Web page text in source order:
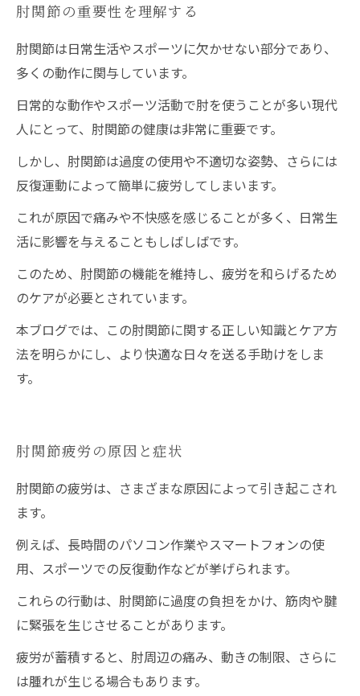
肘関節の重要性を理解する
肘関節は日常生活やスポーツに欠かせない部分であり、
多くの動作に関与しています。
日常的な動作やスポーツ活動で肘を使うことが多い現代
人にとって、肘関節の健康は非常に重要です。
しかし、肘関節は過度の使用や不適切な姿勢、さらには
反復運動によって簡単に疲労してしまいます。
これが原因で痛みや不快感を感じることが多く、日常生
活に影響を与えることもしばしばです。
このため、肘関節の機能を維持し、疲労を和らげるため
のケアが必要とされています。
本ブログでは、この肘関節に関する正しい知識とケア方
法を明らかにし、より快適な日々を送る手助けをしま
す。
肘関節疲労の原因と症状
肘関節の疲労は、さまざまな原因によって引き起こされ
ます。
例えば、長時間のパソコン作業やスマートフォンの使
用、スポーツでの反復動作などが挙げられます。
これらの行動は、肘関節に過度の負担をかけ、筋肉や腱
に緊張を生じさせることがあります。
疲労が蓄積すると、肘周辺の痛み、動きの制限、さらに
は腫れが生じる場合もあります。